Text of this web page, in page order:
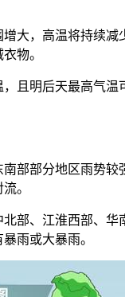
，高温将持续减
物。
明后天最高气温
部分地区雨势较
。
、江淮西部、华
雨或大暴雨。